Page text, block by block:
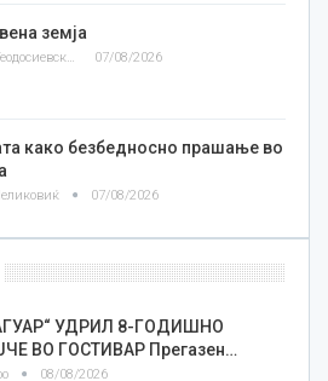
земја
Златко Теодосиевски 07/08/2026
како безбедносно прашање во
07/08/2026
УДРИЛ 8-ГОДИШНО
ВО ГОСТИВАР Прегазен…
08/08/2026